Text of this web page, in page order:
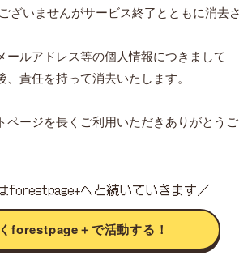
ざいませんがサービス終了とともに消去さ
ールアドレス等の個人情報につきまして
責任を持って消去いたします。
ページを長くご利用いただきありがとうご
forestpage+へと続いていきます／
forestpage＋で活動する！